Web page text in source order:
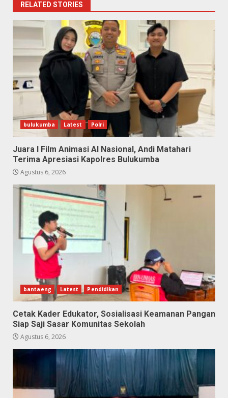
RELATED STORIES
bulukumba Latest Polri
Juara I Film Animasi AI Nasional, Andi Matahari
Terima Apresiasi Kapolres Bulukumba
Agustus 6, 2026
bantaeng Latest Pendidikan
Cetak Kader Edukator, Sosialisasi Keamanan Pangan
Siap Saji Sasar Komunitas Sekolah
Agustus 6, 2026